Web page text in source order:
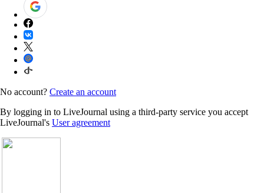
No account? Create an account
By logging in to LiveJournal using a third-party service you accept
LiveJournal's User agreement